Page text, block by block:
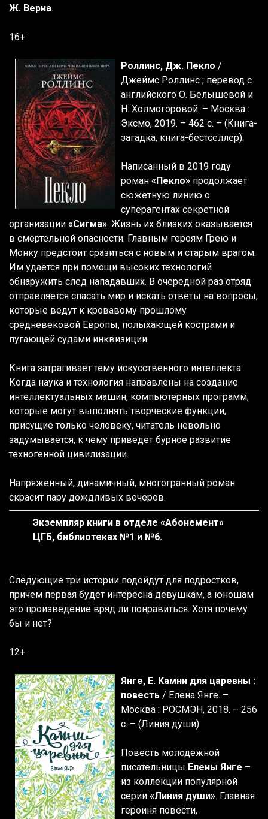
Ж. Верна.
16+
Роллинс, Дж. Пекло /
Джеймс Роллинс ; перевод с
английского О. Белышевой и
Н. Холмогоровой. – Москва :
Эксмо, 2019. – 462 с. – (Книга-
загадка, книга-бестселлер).
Написанный в 2019 году
роман «Пекло» продолжает
сюжетную линию о
суперагентах секретной
организации «Сигма». Жизнь их близких оказывается
в смертельной опасности. Главным героям Грею и
Монку предстоит сразиться с новым и старым врагом.
Им удается при помощи высоких технологий
обнаружить след нападавших. В очередной раз отряд
отправляется спасать мир и искать ответы на вопросы,
которые ведут к кровавому прошлому
средневековой Европы, полыхающей кострами и
пугающей судами инквизиции.
Книга затрагивает тему искусственного интеллекта.
Когда наука и технология направлены на создание
интеллектуальных машин, компьютерных программ,
которые могут выполнять творческие функции,
присущие только человеку, читатель невольно
задумывается, к чему приведет бурное развитие
техногенной цивилизации.
Напряженный, динамичный, многогранный роман
скрасит пару дождливых вечеров.
Экземпляр книги в отделе «Абонемент»
ЦГБ, библиотеках №1 и №6.
Следующие три истории подойдут для подростков,
причем первая будет интересна девушкам, а юношам
это произведение вряд ли понравиться. Хотя почему
бы и нет?
12+
Янге, Е. Камни для царевны :
повесть / Елена Янге. –
Москва : РОСМЭН, 2018. – 256
с. – (Линия души).
Повесть молодежной
писательницы Елены Янге –
из коллекции популярной
серии «Линия души». Главная
героиня повести,